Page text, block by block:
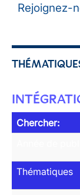
Rejoignez-
Chercher:
Thématiques